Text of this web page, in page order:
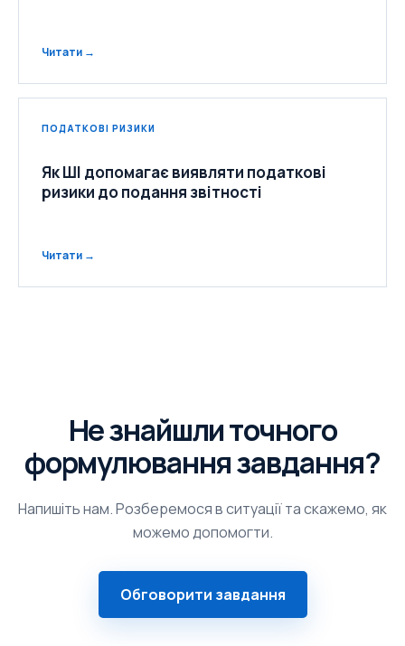
Читати →
ПОДАТКОВІ РИЗИКИ
Як ШІ допомагає виявляти податкові
ризики до подання звітності
Читати →
Не знайшли точного
формулювання завдання?
Напишіть нам. Розберемося в ситуації та скажемо, як
можемо допомогти.
Обговорити завдання